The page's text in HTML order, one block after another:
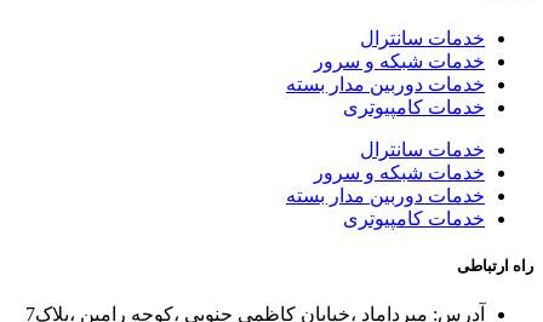
خدمات سانترال
خدمات شبکه و سرور
خدمات دوربین مدار بسته
خدمات کامپیوتری
خدمات سانترال
خدمات شبکه و سرور
خدمات دوربین مدار بسته
خدمات کامپیوتری
راه ارتباطی
آدرس: میرداماد ،خیابان کاظمی جنوبی ،کوچه رامین ،پلاک7